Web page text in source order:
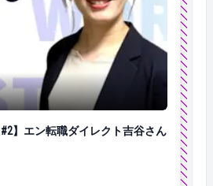
#2】エン転職ダイレクト吉谷さん
#2】エン転職ダイレクト吉谷さん